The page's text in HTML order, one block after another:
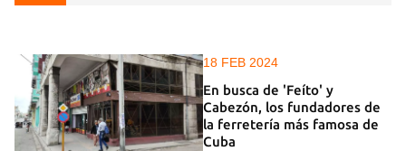
18 FEB 2024
En busca de 'Feíto' y
Cabezón, los fundadores de
la ferretería más famosa de
Cuba